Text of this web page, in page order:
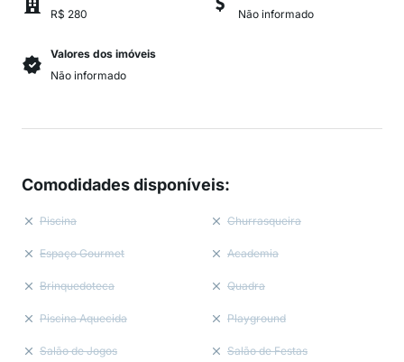
R$ 280
Não informado
Valores dos imóveis
Não informado
Comodidades disponíveis:
Piscina Churrasqueira
Espaço Gourmet Academia
Brinquedoteca Quadra
Piscina Aquecida Playground
Salão de Jogos Salão de Festas